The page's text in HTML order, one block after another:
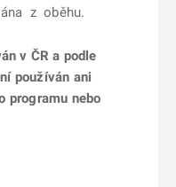
z oběhu.
v ČR a podle
používán ani
programu nebo